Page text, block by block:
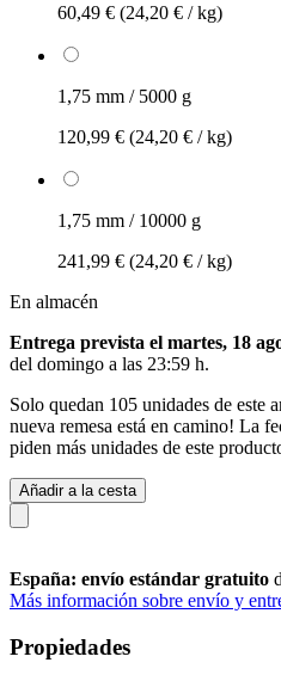
60,49 € (24,20 € / kg)
1,75 mm / 5000 g
120,99 € (24,20 € / kg)
1,75 mm / 10000 g
241,99 € (24,20 € / kg)
En almacén
Entrega prevista el martes, 18
del domingo a las 23:59 h.
Solo quedan 105 unidades de este
nueva remesa está en camino! La
piden más unidades de este
Añadir a la cesta
España: envío estándar gratuito
Más información sobre envío y
Propiedades